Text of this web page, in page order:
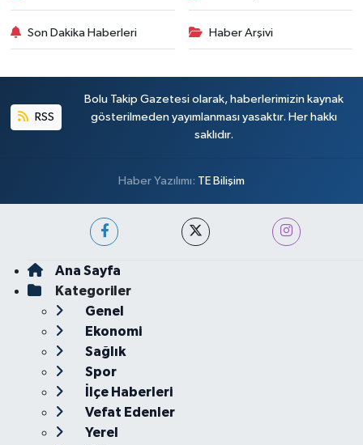
Son Dakika Haberleri Haber Arşivi
RSS
Bolu Takip Gazetesi olarak, haberlerimizin kaynak
gösterilmeden yayımlanması yasaktır. Her hakkı
saklıdır.
Haber Yazılımı: TE Bilişim
Ana Sayfa
Kategoriler
Genel
Ekonomi
Sağlık
Spor
İlçe Haberleri
Vefat Edenler
Yerel